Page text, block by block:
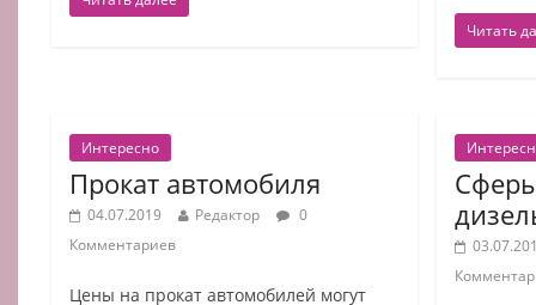
Читать
Интересно
Прокат автомобиля
04.07.2019 Редактор
0
Комментариев
Цены на прокат автомобилей могут